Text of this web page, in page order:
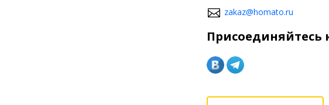
zakaz@homato.ru
Присоединяйтесь